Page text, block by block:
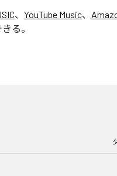
、 YouTube Music、
る。